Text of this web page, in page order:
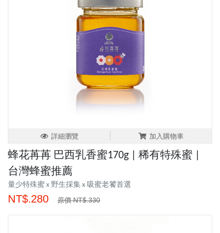
詳細瀏覽 加入購物車
蜂花苒苒 巴西乳香蜜170g | 稀有特殊蜜 |
台灣蜂蜜推薦
量少特殊蜜 x 野生採集 x 吸蜜老饕首選
NT$.280 原價 NT$.330